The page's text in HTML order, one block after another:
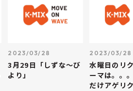
2023/03/28
3月29日「しずな～び
より」
2023/03/28
水曜日のリ
ーマは。。
だけアゲリ